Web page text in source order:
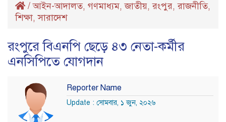
/আইন-আদালত, গণমাধ্যম,জাতীয়,রংপুর,রাজনীতি,
শিক্ষা,সারাদেশ
রংপুরে বিএনপি ছেড়ে ৪৩ নেতা-কর্মীর
এনসিপিতে যোগদান
Reporter Name
Update : সোমবার, ১ জুন, ২০২৬